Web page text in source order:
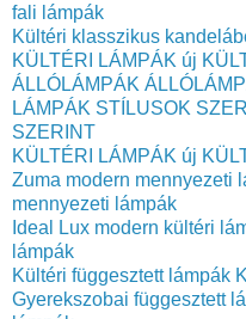
fali lámpák
Kültéri klasszikus
KÜLTÉRI LÁMPÁK új
ÁLLÓLÁMPÁK
LÁMPÁK STÍLUSOK
SZERINT
KÜLTÉRI LÁMPÁK új
Zuma modern mennyezeti
mennyezeti lámpák
Ideal Lux modern kültéri
lámpák
Kültéri függesztett lámpák
Gyerekszobai függesztett